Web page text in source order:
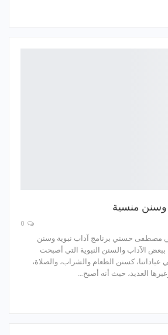
وسنن منسية
مصطفى حسني برنامج آداب نبوية وسنن
ببعض الآداب والسنن النبوية التي أصبحت
عباداتنا، كسنن الطعام والشراب، والصلاة،
العديد، حيث أنه أصبح…